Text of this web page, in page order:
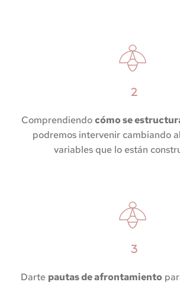
2
Comprendiendo cómo se
podremos intervenir cambiando
variables que lo están
3
Darte pautas de afrontamiento